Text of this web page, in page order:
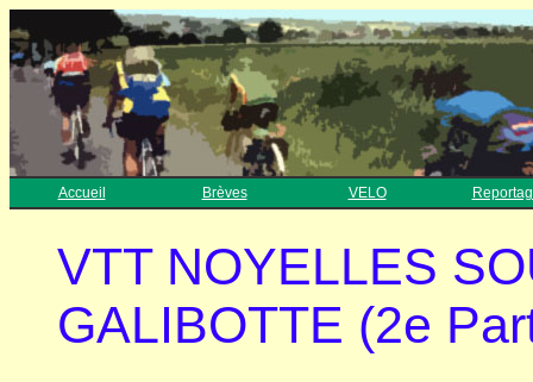
Accueil Brèves VELO
VTT NOYELLES
GALIBOTTE (2e